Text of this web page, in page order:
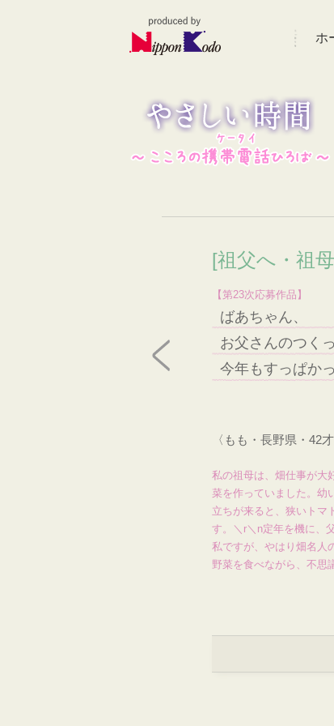
ホ
[祖父へ・祖
【第23次応募作品】
ばあちゃん、
お父さんのつく
今年もすっぱか
〈もも・長野県・42
私の祖母は、畑仕事が大
菜を作っていました。幼
立ちが来ると、狭いトマ
す。＼r＼n定年を機に、
私ですが、やはり畑名人
野菜を食べながら、不思